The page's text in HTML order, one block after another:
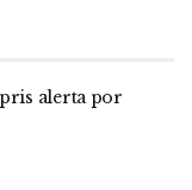
alerta por